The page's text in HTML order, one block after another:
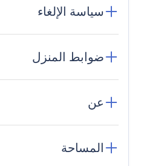
سياسة الإلغاء
ضوابط المنزل
عن
المساحة